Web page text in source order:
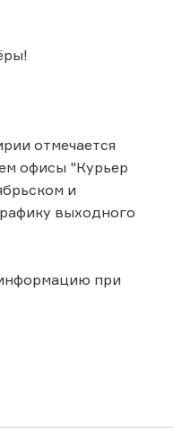
отмечается
офисы "Курьер
и
выходного
при